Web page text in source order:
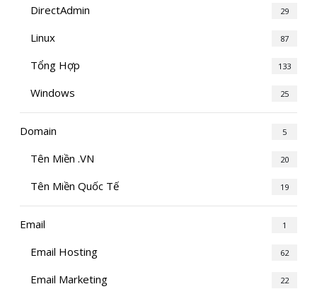
DirectAdmin 29
Linux 87
Tổng Hợp 133
Windows 25
Domain 5
Tên Miền .VN 20
Tên Miền Quốc Tế 19
Email 1
Email Hosting 62
Email Marketing 22